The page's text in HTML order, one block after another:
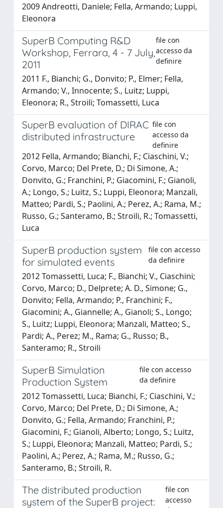
2009 Andreotti, Daniele; Fella, Armando; Luppi,
Eleonora
SuperB Computing R&D
Workshop, Ferrara, 4 - 7 July,
2011
file con
accesso da
definire
2011 F., Bianchi; G., Donvito; P., Elmer; Fella,
Armando; V., Innocente; S., Luitz; Luppi,
Eleonora; R., Stroili; Tomassetti, Luca
SuperB evaluation of DIRAC
distributed infrastructure
file con
accesso da
definire
2012 Fella, Armando; Bianchi, F.; Ciaschini, V.;
Corvo, Marco; Del Prete, D.; Di Simone, A.;
Donvito, G.; Franchini, P.; Giacomini, F.; Gianoli,
A.; Longo, S.; Luitz, S.; Luppi, Eleonora; Manzali,
Matteo; Pardi, S.; Paolini, A.; Perez, A.; Rama, M.;
Russo, G.; Santeramo, B.; Stroili, R.; Tomassetti,
Luca
SuperB production system
for simulated events
file con accesso
da definire
2012 Tomassetti, Luca; F., Bianchi; V., Ciaschini;
Corvo, Marco; D., Delprete; A. D., Simone; G.,
Donvito; Fella, Armando; P., Franchini; F.,
Giacomini; A., Giannelle; A., Gianoli; S., Longo;
S., Luitz; Luppi, Eleonora; Manzali, Matteo; S.,
Pardi; A., Perez; M., Rama; G., Russo; B.,
Santeramo; R., Stroili
SuperB Simulation
Production System
file con accesso
da definire
2012 Tomassetti, Luca; Bianchi, F.; Ciaschini, V.;
Corvo, Marco; Del Prete, D.; Di Simone, A.;
Donvito, G.; Fella, Armando; Franchini, P.;
Giacomini, F.; Gianoli, Alberto; Longo, S.; Luitz,
S.; Luppi, Eleonora; Manzali, Matteo; Pardi, S.;
Paolini, A.; Perez, A.; Rama, M.; Russo, G.;
Santeramo, B.; Stroili, R.
The distributed production
system of the SuperB project:
file con
accesso